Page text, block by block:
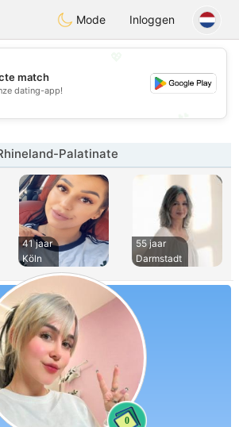
Deutsch Dating
Mode Inloggen
💕
match
dating-app!
Palatinate
41 jaar
Köln
55 jaar
Darmstadt
0